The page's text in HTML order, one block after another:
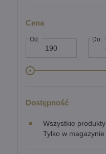
Cena
Od: Do:
Dostępność
Wszystkie produkty
Tylko w magazynie